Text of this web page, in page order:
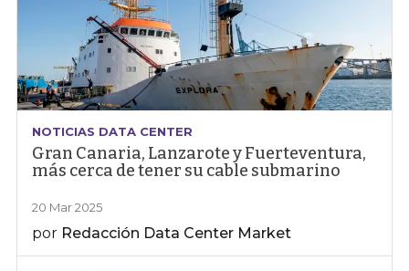
NOTICIAS DATA CENTER
Gran Canaria, Lanzarote y Fuerteventura,
más cerca de tener su cable submarino
20 Mar 2025
por Redacción Data Center Market